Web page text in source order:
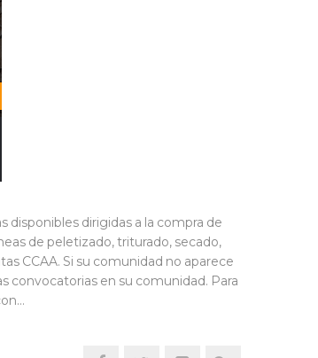
disponibles dirigidas a la compra de
de peletizado, triturado, secado,
CCAA. Si su comunidad no aparece
convocatorias en su comunidad. Para